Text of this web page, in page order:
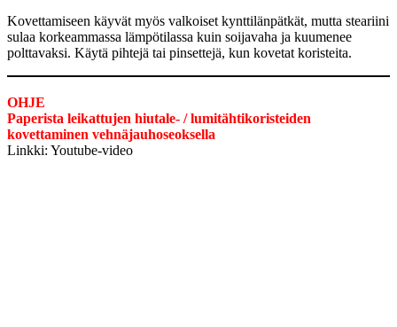
Kovettamiseen käyvät myös valkoiset kynttilänpätkät, mutta steariini
sulaa korkeammassa lämpötilassa kuin soijavaha ja kuumenee
polttavaksi. Käytä pihtejä tai pinsettejä, kun kovetat koristeita.
OHJE
Paperista leikattujen hiutale- / lumitähtikoristeiden
kovettaminen vehnäjauhoseoksella
Linkki: Youtube-video